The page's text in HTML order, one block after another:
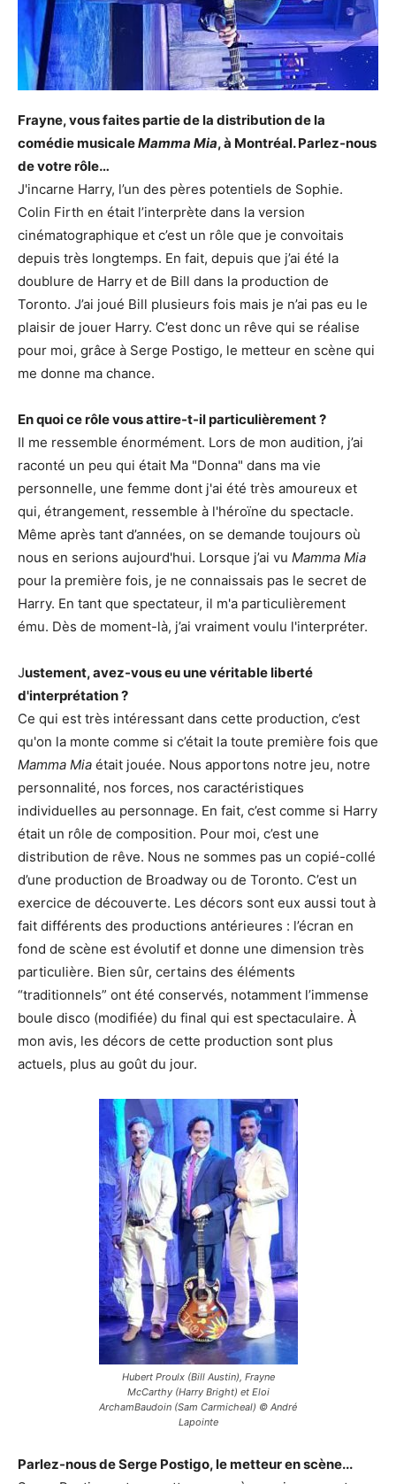
Frayne, vous faites partie de la distribution de la
comédie musicaleMamma Mia, à Montréal. Parlez-nous
de votre rôle…
J'incarne Harry, l’un des pères potentiels de Sophie.
Colin Firth en était l’interprète dans la version
cinématographique et c’est un rôle que je convoitais
depuis très longtemps. En fait, depuis que j’ai été la
doublure de Harry et de Bill dans la production de
Toronto. J’ai joué Bill plusieurs fois mais je n’ai pas eu le
plaisir de jouer Harry. C’est donc un rêve qui se réalise
pour moi, grâce à Serge Postigo, le metteur en scène qui
me donne ma chance.
En quoi ce rôle vous attire-t-il particulièrement ?
Il me ressemble énormément. Lors de mon audition, j’ai
raconté un peu qui était Ma "Donna" dans ma vie
personnelle, une femme dont j'ai été très amoureux et
qui, étrangement, ressemble à l'héroïne du spectacle.
Même après tant d’années, on se demande toujours où
nous en serions aujourd'hui. Lorsque j’ai vu Mamma Mia
pour la première fois, je ne connaissais pas le secret de
Harry. En tant que spectateur, il m'a particulièrement
ému. Dès de moment-là, j’ai vraiment voulu l'interpréter.
Justement, avez-vous eu une véritable liberté
d'interprétation ?
Ce qui est très intéressant dans cette production, c’est
qu'on la monte comme si c’était la toute première fois que
Mamma Mia était jouée. Nous apportons notre jeu, notre
personnalité, nos forces, nos caractéristiques
individuelles au personnage. En fait, c’est comme si Harry
était un rôle de composition. Pour moi, c’est une
distribution de rêve. Nous ne sommes pas un copié-collé
d’une production de Broadway ou de Toronto. C’est un
exercice de découverte. Les décors sont eux aussi tout à
fait différents des productions antérieures : l’écran en
fond de scène est évolutif et donne une dimension très
particulière. Bien sûr, certains des éléments
“traditionnels” ont été conservés, notamment l’immense
boule disco (modifiée) du final qui est spectaculaire. À
mon avis, les décors de cette production sont plus
actuels, plus au goût du jour.
Hubert Proulx (Bill Austin), Frayne
McCarthy (Harry Bright) et Eloi
ArchamBaudoin (Sam Carmicheal) © André
Lapointe
Parlez-nous de Serge Postigo, le metteur en scène...